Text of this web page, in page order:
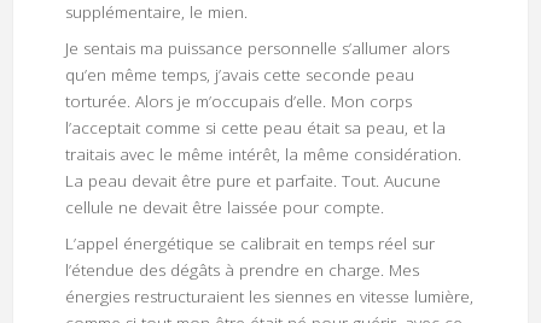
supplémentaire, le mien.
Je sentais ma puissance personnelle s’allumer alors
qu’en même temps, j’avais cette seconde peau
torturée. Alors je m’occupais d’elle. Mon corps
l’acceptait comme si cette peau était sa peau, et la
traitais avec le même intérêt, la même considération.
La peau devait être pure et parfaite. Tout. Aucune
cellule ne devait être laissée pour compte.
L’appel énergétique se calibrait en temps réel sur
l’étendue des dégâts à prendre en charge. Mes
énergies restructuraient les siennes en vitesse lumière,